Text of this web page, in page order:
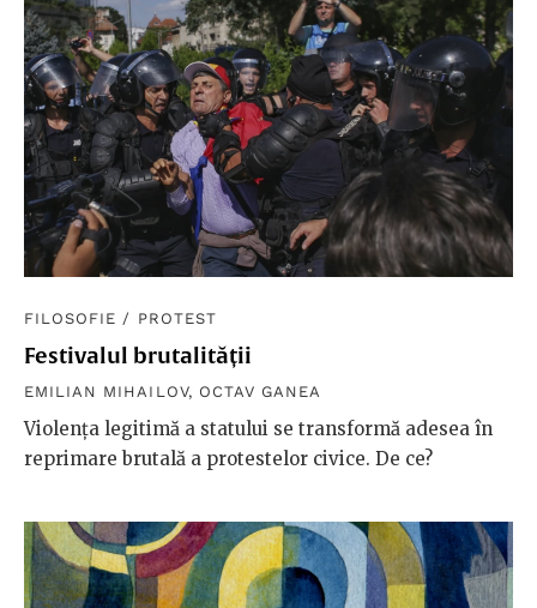
FILOSOFIE / PROTEST
Festivalul brutalității
EMILIAN MIHAILOV, OCTAV GANEA
Violența legitimă a statului se transformă adesea în
reprimare brutală a protestelor civice. De ce?